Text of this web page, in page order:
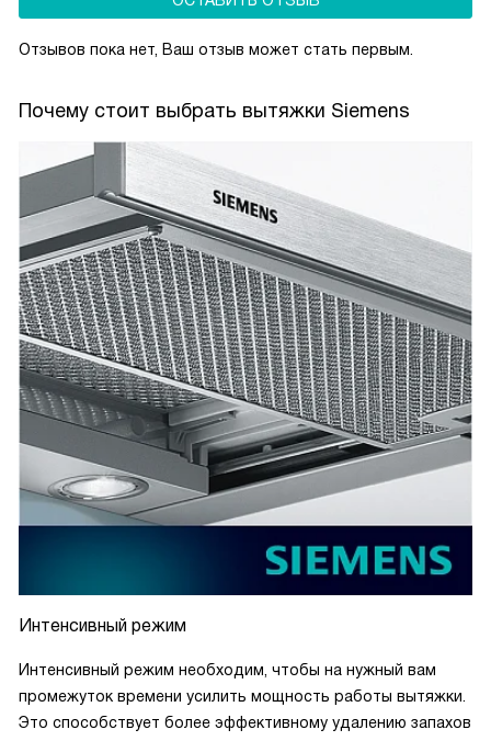
Отзывов пока нет, Ваш отзыв может стать первым.
Почему стоит выбрать вытяжки Siemens
Интенсивный режим
Интенсивный режим необходим, чтобы на нужный вам
промежуток времени усилить мощность работы вытяжки.
Это способствует более эффективному удалению запахов